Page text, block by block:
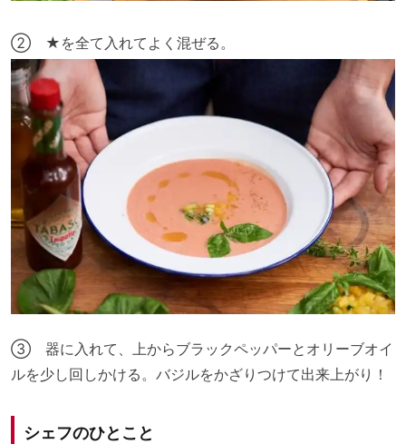
② ★を全て入れてよく混ぜる。
③ 器に入れて、上からブラックペッパーとオリーブオイ
ルを少し回しかける。バジルをかざりつけて出来上がり！
シェフのひとこと